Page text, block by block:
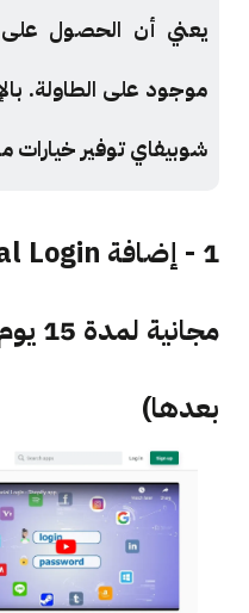
يعني أن الحصول
موجود على الطاولة.
شوبيفاي توفير خيارات
بعدها)